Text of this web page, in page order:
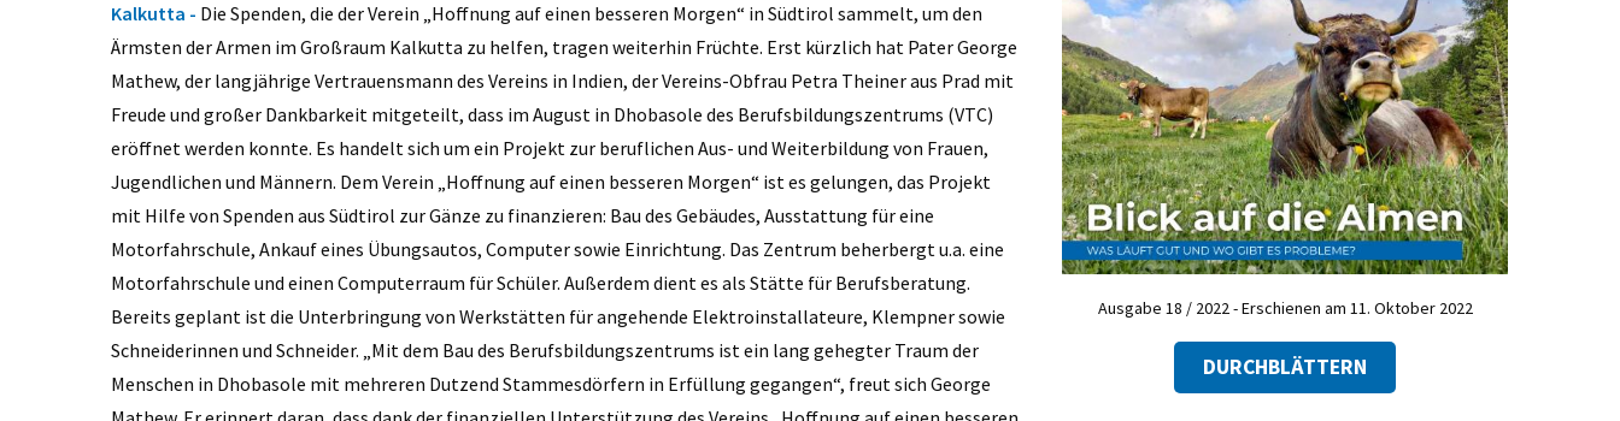
Kalkutta - Die Spenden, die der Verein „Hoffnung auf einen besseren Morgen“ in Südtirol sammelt, um den
Ärmsten der Armen im Großraum Kalkutta zu helfen, tragen weiterhin Früchte. Erst kürzlich hat Pater George
Mathew, der langjährige Vertrauensmann des Vereins in Indien, der Vereins-Obfrau Petra Theiner aus Prad mit
Freude und großer Dankbarkeit mitgeteilt, dass im August in Dhobasole des Berufsbildungszentrums (VTC)
eröffnet werden konnte. Es handelt sich um ein Projekt zur beruflichen Aus- und Weiterbildung von Frauen,
Jugendlichen und Männern. Dem Verein „Hoffnung auf einen besseren Morgen“ ist es gelungen, das Projekt
mit Hilfe von Spenden aus Südtirol zur Gänze zu finanzieren: Bau des Gebäudes, Ausstattung für eine
Motorfahrschule, Ankauf eines Übungsautos, Computer sowie Einrichtung. Das Zentrum beherbergt u.a. eine
Motorfahrschule und einen Computerraum für Schüler. Außerdem dient es als Stätte für Berufsberatung.
Bereits geplant ist die Unterbringung von Werkstätten für angehende Elektroinstallateure, Klempner sowie
Schneiderinnen und Schneider. „Mit dem Bau des Berufsbildungszentrums ist ein lang gehegter Traum der
Menschen in Dhobasole mit mehreren Dutzend Stammesdörfern in Erfüllung gegangen“, freut sich George
Ausgabe 18 / 2022 - Erschienen am 11. Oktober 2022
DURCHBLÄTTERN